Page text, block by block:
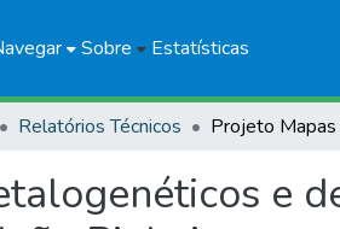
Sobre Estatísticas
Relatórios Técnicos
e